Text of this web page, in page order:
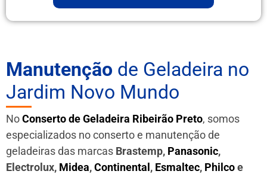
Manutenção de Geladeira no
Jardim Novo Mundo
NoConserto de Geladeira Ribeirão Preto, somos
especializados no conserto e manutenção de
geladeiras das marcas Brastemp, Panasonic,
Electrolux, Midea,Continental, Esmaltec, Philcoe